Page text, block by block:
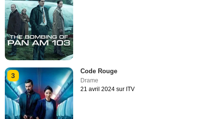
3
Code Rouge
Drame
21 avril 2024 sur ITV